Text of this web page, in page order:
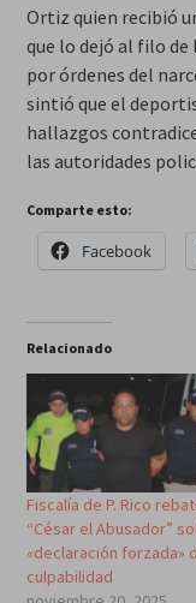
Ortiz quien recibió
que lo dejó al filo
por órdenes del
sintió que el
hallazgos
las autoridades
Comparte esto:
Facebook
Relacionado
Fiscalía de P. Rico
“César el Abusador”
«declaración forzada»
culpabilidad